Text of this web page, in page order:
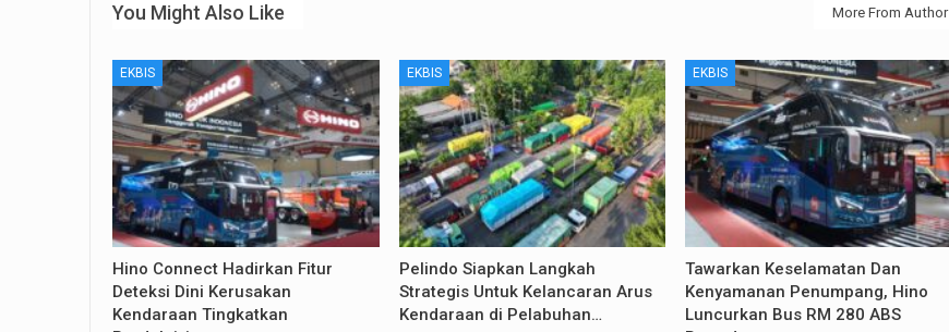
You Might Also Like More From Author
EKBIS
Hino Connect Hadirkan Fitur
Deteksi Dini Kerusakan
Kendaraan Tingkatkan
EKBIS
Pelindo Siapkan Langkah
Strategis Untuk Kelancaran Arus
Kendaraan di Pelabuhan…
EKBIS
Tawarkan Keselamatan Dan
Kenyamanan Penumpang, Hino
Luncurkan Bus RM 280 ABS